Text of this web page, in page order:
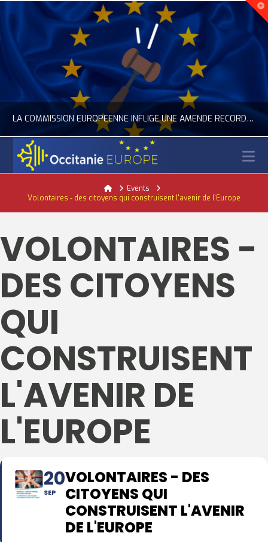
LA COMMISSION EUROPÉENNE INFLIGE UNE AMENDE RECORD À GOOGLE
ACTUALITÉ DE L'UNION EUROPÉENNE, ACTUALITÉ DE LA REPRÉSENTATION D’OCCITANIE EUROPE, NUMÉRIQUE- DIGITAL
HomeEvents
Volontaires - des citoyens qui construisent l'avenir de l'Europe
VOLONTAIRES -
DES CITOYENS
QUI
CONSTRUISENT
L'AVENIR DE
L'EUROPE
20
SEP
VOLONTAIRES - DES
CITOYENS QUI
CONSTRUISENT L'AVENIR
DE L'EUROPE